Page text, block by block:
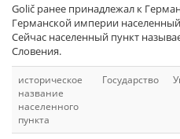
Golič ранее принадлежал к
Германской империи
Сейчас населенный пункт
Словения.
историческое
название
населенного
пункта
Государство